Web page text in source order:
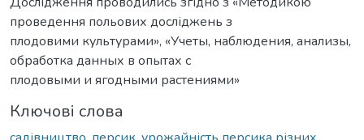
проведення польових досліджень з
плодовими культурами», «Учеты, наблюдения, анализы,
обработка данных в опытах с
плодовыми и ягодными растениями»
Ключові слова